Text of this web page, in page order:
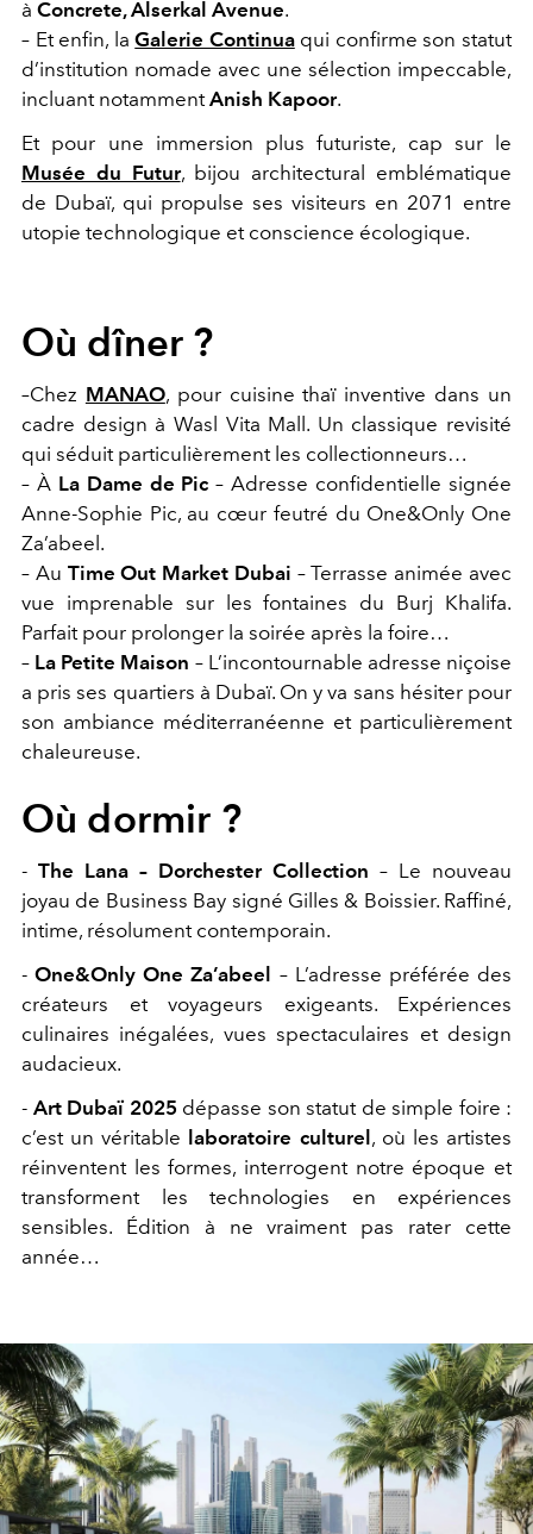
à Concrete, Alserkal Avenue.
– Et enfin, la Galerie Continuaqui confirme son statut
d’institution nomade avec une sélection impeccable,
incluant notammentAnish Kapoor.
Et pour une immersion plus futuriste, cap sur le
Musée du Futur, bijou architectural emblématique
de Dubaï, qui propulse ses visiteurs en 2071 entre
utopie technologique et conscience écologique.
Où dîner ?
–Chez MANAO, pour cuisine thaï inventive dans un
cadre design à Wasl Vita Mall. Un classique revisité
qui séduit particulièrement les collectionneurs…
– À La Dame de Pic – Adresse confidentielle signée
Anne-Sophie Pic, au cœur feutré du One&Only One
Za’abeel.
– Au Time Out Market Dubai – Terrasse animée avec
vue imprenable sur les fontaines du Burj Khalifa.
Parfait pour prolonger la soirée après la foire…
– La Petite Maison – L’incontournable adresse niçoise
a pris ses quartiers à Dubaï. On y va sans hésiter pour
son ambiance méditerranéenne et particulièrement
chaleureuse.
Où dormir ?
- The Lana – Dorchester Collection – Le nouveau
joyau de Business Bay signé Gilles & Boissier. Raffiné,
intime, résolument contemporain.
-One&Only One Za’abeel – L’adresse préférée des
créateurs et voyageurs exigeants. Expériences
culinaires inégalées, vues spectaculaires et design
audacieux.
- Art Dubaï 2025 dépasse son statut de simple foire :
c’est un véritable laboratoire culturel, où les artistes
réinventent les formes, interrogent notre époque et
transforment les technologies en expériences
sensibles. Édition à ne vraiment pas rater cette
année…